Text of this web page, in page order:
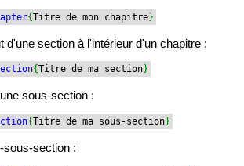
{Titre de mon cha­pitre}
d'une sec­tion à l'in­té­rieur d'un cha­pitre :
{Titre de ma sec­tion}
sous-sec­tion :
{Titre de ma sous-sec­tion}
sous-sec­tion :